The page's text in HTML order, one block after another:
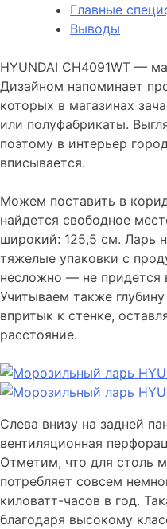
Главные
Выводы
HYUNDAI CH4091WT —
Дизайном напоминает
которых в магазинах
или полуфабрикаты.
поэтому в интерьер
вписывается.
Можем поставить в
найдется свободное
широкий: 125,5 см. Ларь
тяжелые упаковки с
несложно — не придется
Учитываем также
впритык к стенке,
расстояние.
Слева внизу на задней
вентиляционная
Отметим, что для столь
потребляет совсем
киловатт-часов в год.
благодаря высокому